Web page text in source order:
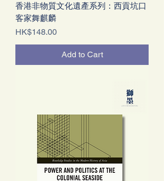
香港非物質文化遺產系列：西貢坑口
客家舞麒麟
Price
HK$148.00
Add to Cart